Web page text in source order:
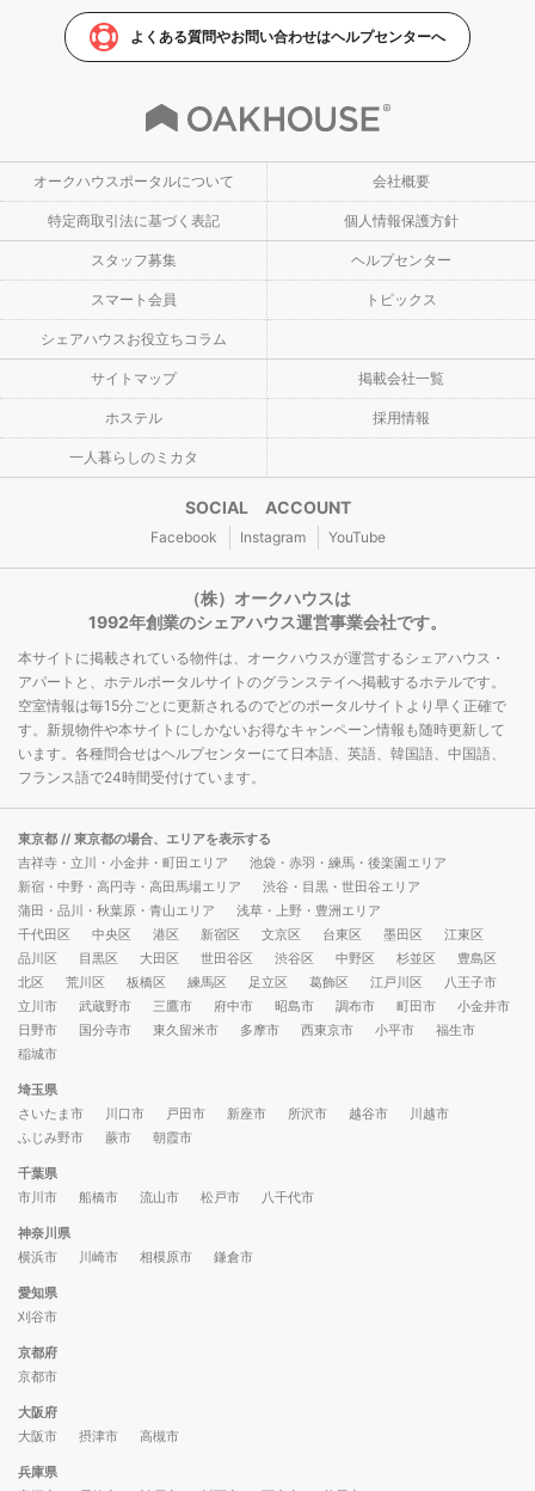
よくある質問やお問い合わせはヘルプセンターへ
オークハウスポータルについて 会社概要
特定商取引法に基づく表記 個人情報保護方針
スタッフ募集 ヘルプセンター
スマート会員 トピックス
シェアハウスお役立ちコラム
サイトマップ 掲載会社一覧
ホステル 採用情報
一人暮らしのミカタ
SOCIAL ACCOUNT
Facebook Instagram YouTube
（株）オークハウスは
1992年創業のシェアハウス運営事業会社です。
本サイトに掲載されている物件は、オークハウスが運営するシェアハウス・
アパートと、ホテルポータルサイトのグランステイへ掲載するホテルです。
空室情報は毎15分ごとに更新されるのでどのポータルサイトより早く正確で
す。新規物件や本サイトにしかないお得なキャンペーン情報も随時更新して
います。各種問合せはヘルプセンターにて日本語、英語、韓国語、中国語、
フランス語で24時間受付けています。
東京都 // 東京都の場合、エリアを表示する
吉祥寺・立川・小金井・町田エリア
池袋・赤羽・練馬・後楽園エリア
新宿・中野・高円寺・高田馬場エリア
渋谷・目黒・世田谷エリア
蒲田・品川・秋葉原・青山エリア
浅草・上野・豊洲エリア
千代田区
中央区 港区 新宿区 文京区 台東区 墨田区
江東区
品川区
目黒区 大田区 世田谷区 渋谷区 中野区 杉並区
豊島区
北区
荒川区 板橋区 練馬区 足立区 葛飾区 江戸川区
八王子市
立川市
武蔵野市 三鷹市 府中市 昭島市 調布市 町田市
小金井市
日野市
国分寺市 東久留米市 多摩市 西東京市 小平市
福生市
稲城市
埼玉県
さいたま市
川口市 戸田市 新座市 所沢市 越谷市
川越市
ふじみ野市
蕨市 朝霞市
千葉県
市川市
船橋市 流山市 松戸市 八千代市
神奈川県
横浜市
川崎市 相模原市 鎌倉市
愛知県
刈谷市
京都府
京都市
大阪府
大阪市
摂津市 高槻市
兵庫県